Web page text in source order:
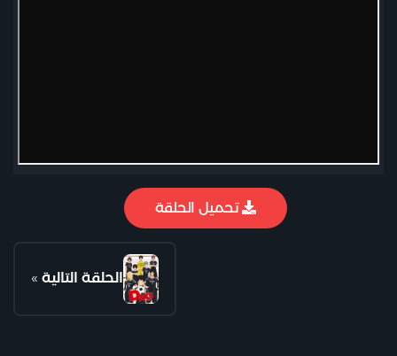
تحميل الحلقة
الحلقة التالية »